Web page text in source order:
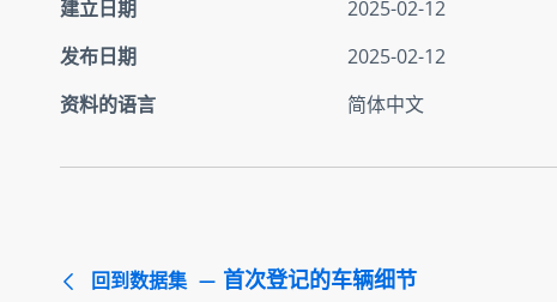
建立日期
2025-02-12
发布日期
2025-02-12
资料的语言
简体中文
回到数据集 首次登记的车辆细节